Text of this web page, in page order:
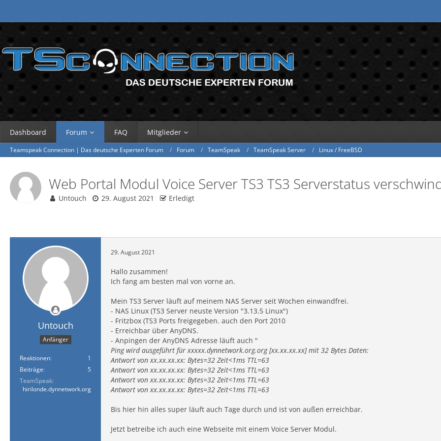
Dashboard Forum FAQ Mitglieder
Teamspeak Connection | Das deutsche Experten Forum Forum TeamSpeak TeamSpeak Server Linux / FreeBSD
Web Portal Modul Voice Server TS3 TS3 Serverstatus
Untouch 29. August 2021 Erledigt
Untouch
Anfänger
Reaktionen
1
Beiträge
5
TeamSpeak
hirilonde.dynnetwork.org
29. August 2021
Hallo zusammen!
Ich fang am besten mal von vorne an.
Mein TS3 Server läuft auf meinem NAS Server seit Wochen einwandfrei.
- NAS Linux (TS3 Server neuste Version "3.13.5 Linux")
- Fritzbox (TS3 Ports freigegeben. auch den Port 2010
- Erreichbar über AnyDNS.
- Anpingen der AnyDNS Adresse läuft auch "
Ping wird ausgeführt für xxxxx.dynnetwork.org.org [xx.xx.xx.xx] mit 32 Bytes Daten:
Antwort von xx.xx.xx.xx: Bytes=32 Zeit<1ms TTL=63
Antwort von xx.xx.xx.xx: Bytes=32 Zeit<1ms TTL=63
Antwort von xx.xx.xx.xx: Bytes=32 Zeit<1ms TTL=63
Antwort von xx.xx.xx.xx: Bytes=32 Zeit<1ms TTL=63
Bis hier hin alles super läuft auch Tage durch und ist von außen erreichbar.
Jetzt betreibe ich auch eine Webseite mit einem Voice Server Modul.